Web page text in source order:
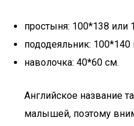
простыня: 100*138 или
пододеяльник:
наволочка: 40*60 см.
Английское название
малышей, поэтому